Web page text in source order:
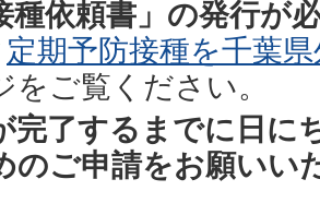
種依頼書」の発行が
定期予防接種を千葉
をご覧ください。
完了するまでに日に
のご申請をお願いい